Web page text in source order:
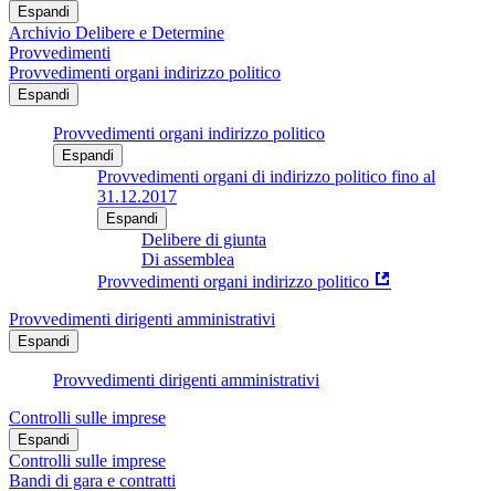
Espandi
Archivio Delibere e Determine
Provvedimenti
Provvedimenti organi indirizzo politico
Espandi
Provvedimenti organi indirizzo politico
Espandi
Provvedimenti organi di indirizzo politico fino al
31.12.2017
Espandi
Delibere di giunta
Di assemblea
Provvedimenti organi indirizzo politico
Provvedimenti dirigenti amministrativi
Espandi
Provvedimenti dirigenti amministrativi
Controlli sulle imprese
Espandi
Controlli sulle imprese
Bandi di gara e contratti